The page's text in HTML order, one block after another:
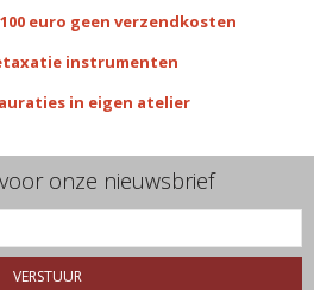
euro geen verzendkosten
instrumenten
in eigen atelier
onze nieuwsbrief
VERSTUUR